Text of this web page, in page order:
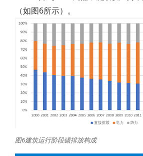
（如图6所示）。
图6建筑运行阶段碳排放构成